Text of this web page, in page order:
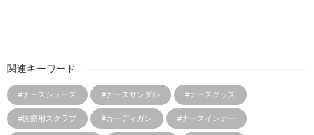
関連キーワード
#ナースシューズ #ナースサンダル #ナースグッズ
#医療用スクラブ #カーディガン #ナースインナー